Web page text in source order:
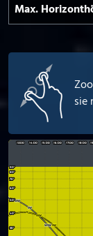
Max.
sie